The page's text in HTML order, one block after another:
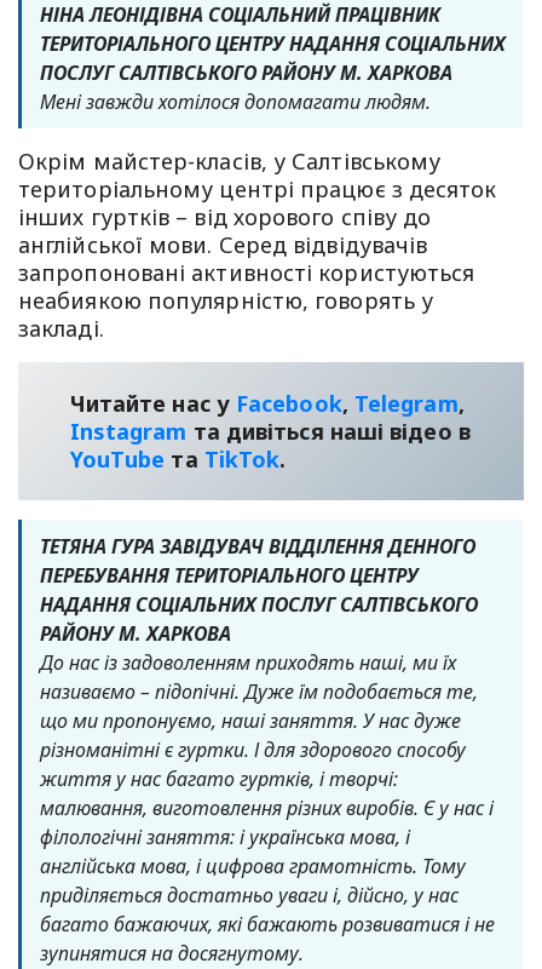
НІНА ЛЕОНІДІВНА СОЦІАЛЬНИЙ ПРАЦІВНИК
ТЕРИТОРІАЛЬНОГО ЦЕНТРУ НАДАННЯ СОЦІАЛЬНИХ
ПОСЛУГ САЛТІВСЬКОГО РАЙОНУ М. ХАРКОВА
Мені завжди хотілося допомагати людям.
Окрім майстер-класів, у Салтівському
територіальному центрі працює з десяток
інших гуртків – від хорового співу до
англійської мови. Серед відвідувачів
запропоновані активності користуються
неабиякою популярністю, говорять у
закладі.
Читайте нас у Facebook, Telegram,
Instagram та дивіться наші відео в
YouТube та TikTok.
ТЕТЯНА ГУРА ЗАВІДУВАЧ ВІДДІЛЕННЯ ДЕННОГО
ПЕРЕБУВАННЯ ТЕРИТОРІАЛЬНОГО ЦЕНТРУ
НАДАННЯ СОЦІАЛЬНИХ ПОСЛУГ САЛТІВСЬКОГО
РАЙОНУ М. ХАРКОВА
До нас із задоволенням приходять наші, ми їх
називаємо – підопічні. Дуже їм подобається те,
що ми пропонуємо, наші заняття. У нас дуже
різноманітні є гуртки. І для здорового способу
життя у нас багато гуртків, і творчі:
малювання, виготовлення різних виробів. Є у нас і
філологічні заняття: і українська мова, і
англійська мова, і цифрова грамотність. Тому
приділяється достатньо уваги і, дійсно, у нас
багато бажаючих, які бажають розвиватися і не
зупинятися на досягнутому.